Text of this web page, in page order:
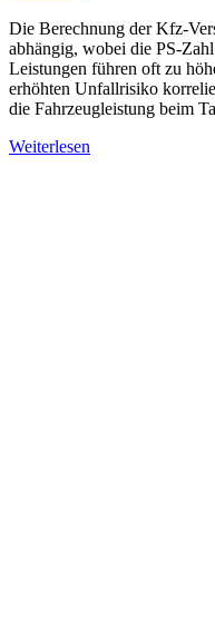
Die Berechnung der Kfz-
abhängig, wobei die PS-
Leistungen führen oft zu
erhöhten Unfallrisiko
die Fahrzeugleistung beim
Weiterlesen